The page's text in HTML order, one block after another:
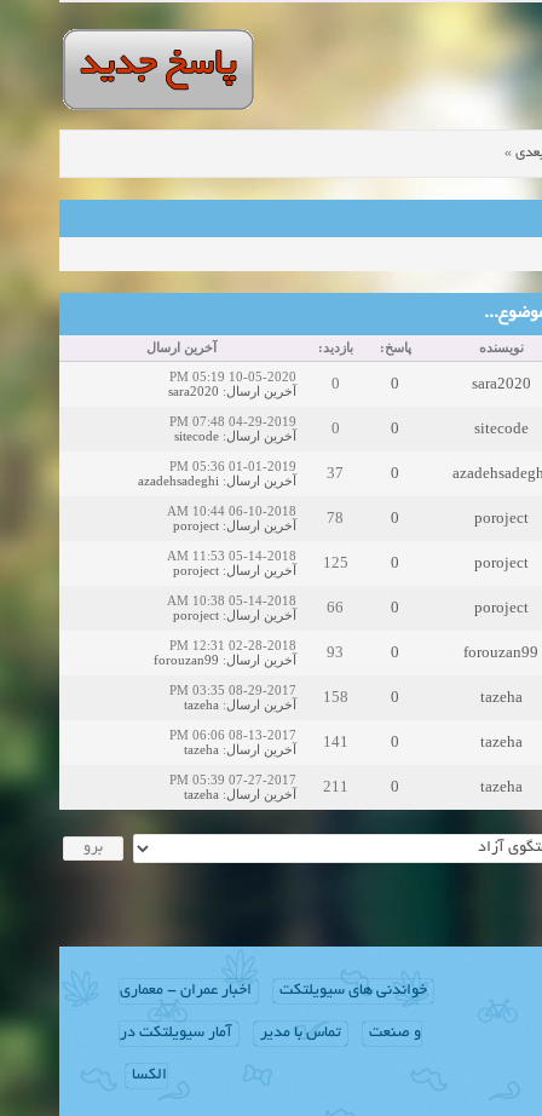
»
نویسنده پاسخ: بازدید: آخرین ارسال
sara2020
0
0
10-05-2020 05:19 PM
آخرین ارسال:
sara2020
sitecode
0
0
04-29-2019 07:48 PM
آخرین ارسال:
sitecode
0
37
01-01-2019 05:36 PM
آخرین ارسال:
azadehsadeghi
poroject
0
78
06-10-2018 10:44 AM
آخرین ارسال:
poroject
poroject
0
125
05-14-2018 11:53 AM
آخرین ارسال:
poroject
poroject
0
66
05-14-2018 10:38 AM
آخرین ارسال:
poroject
forouzan99
0
93
02-28-2018 12:31 PM
آخرین ارسال:
forouzan99
tazeha
0
158
08-29-2017 03:35 PM
آخرین ارسال:
tazeha
tazeha
0
141
08-13-2017 06:06 PM
آخرین ارسال:
tazeha
tazeha
0
211
07-27-2017 05:39 PM
آخرین ارسال:
tazeha
خواندنی های سیویلتکت اخبار عمران - معماری
و صنعت تماس با مدیر آمار سیویلتکت در
الکسا